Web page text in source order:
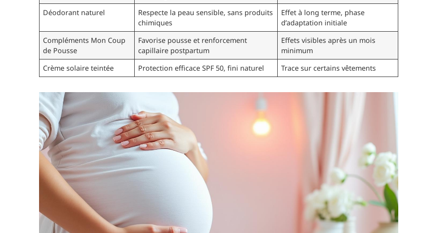
Déodorant naturel
Respecte la peau sensible, sans produits
chimiques
Effet à long terme, phase
d’adaptation initiale
Compléments Mon Coup
de Pousse
Favorise pousse et renforcement
capillaire postpartum
Effets visibles après un mois
minimum
Crème solaire teintée
Protection efficace SPF 50, fini naturel Trace sur certains vêtements